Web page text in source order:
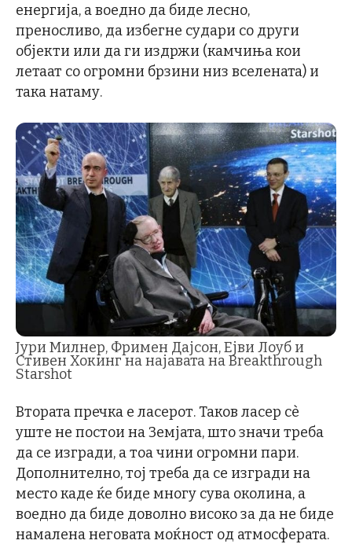
енергија, а воедно да биде лесно,
преносливо, да избегне судари со други
објекти или да ги издржи (камчиња кои
летаат со огромни брзини низ вселената) и
така натаму.
Јури Милнер, Фримен Дајсон, Ејви Лоуб и
Стивен Хокинг на најавата на Breakthrough
Starshot
Втората пречка е ласерот. Таков ласер сè
уште не постои на Земјата, што значи треба
да се изгради, а тоа чини огромни пари.
Дополнително, тој треба да се изгради на
место каде ќе биде многу сува околина, а
воедно да биде доволно високо за да не биде
намалена неговата моќност од атмосферата.